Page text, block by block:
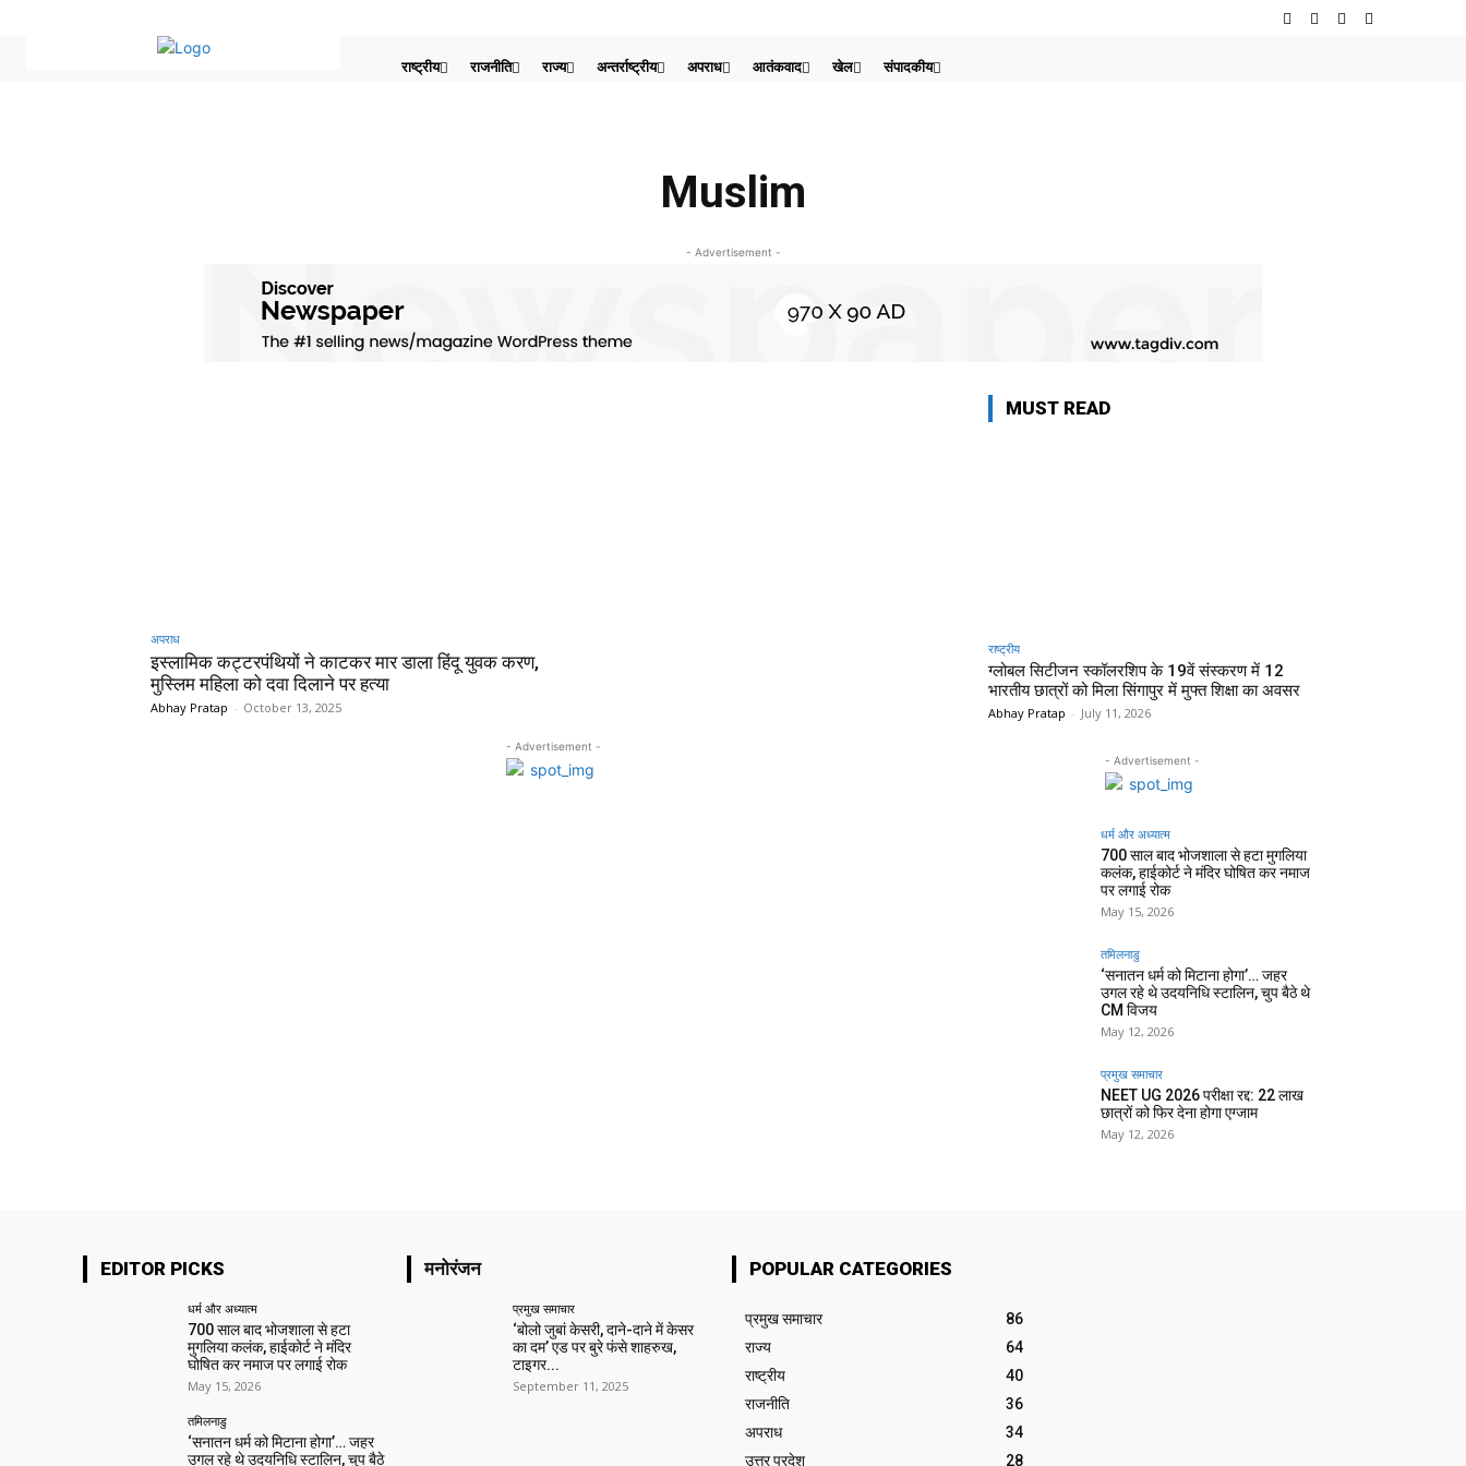
राष्ट्रीय राजनीति राज्य अन्तर्राष्ट्रीय अपराध आतंकवाद खेल संपादकीय
Muslim
- Advertisement -
अपराध
इस्लामिक कट्टरपंथियों ने काटकर मार डाला हिंदू युवक करण,
मुस्लिम महिला को दवा दिलाने पर हत्या
Abhay Pratap - October 13, 2025
- Advertisement -
MUST READ
राष्ट्रीय
ग्लोबल सिटीजन स्कॉलरशिप के 19वें संस्करण में 12
भारतीय छात्रों को मिला सिंगापुर में मुफ्त शिक्षा का अवसर
Abhay Pratap - July 11, 2026
- Advertisement -
धर्म और अध्यात्म
700 साल बाद भोजशाला से हटा मुगलिया
कलंक, हाईकोर्ट ने मंदिर घोषित कर नमाज
पर लगाई रोक
May 15, 2026
तमिलनाडु
‘सनातन धर्म को मिटाना होगा’… जहर
उगल रहे थे उदयनिधि स्टालिन, चुप बैठे थे
CM विजय
May 12, 2026
प्रमुख समाचार‎
NEET UG 2026 परीक्षा रद्द: 22 लाख
छात्रों को फिर देना होगा एग्जाम
May 12, 2026
EDITOR PICKS
धर्म और अध्यात्म
700 साल बाद भोजशाला से हटा
मुगलिया कलंक, हाईकोर्ट ने मंदिर
घोषित कर नमाज पर लगाई रोक
May 15, 2026
तमिलनाडु
‘सनातन धर्म को मिटाना होगा’… जहर
उगल रहे थे उदयनिधि स्टालिन, चुप बैठे
मनोरंजन
प्रमुख समाचार‎
‘बोलो जुबां केसरी, दाने-दाने में केसर
का दम’ एड पर बुरे फंसे शाहरुख,
टाइगर...
September 11, 2025
POPULAR CATEGORIES
प्रमुख समाचार‎
86
राज्य
64
राष्ट्रीय
40
राजनीति
36
अपराध
34
उत्तर प्रदेश
28